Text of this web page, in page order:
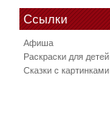
Ссылки
Афиша
Раскраски для детей
Сказки с картинками